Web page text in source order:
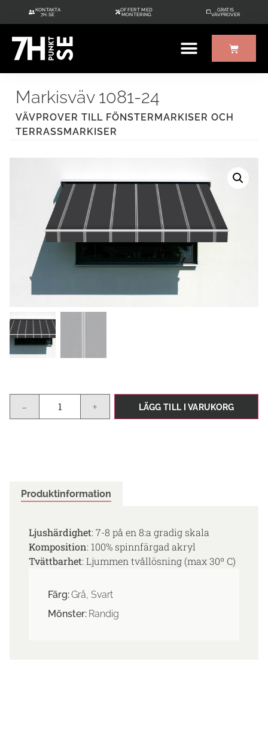
KONTAKTA
7H.SE
OFFERT MED
MONTERING
GRATIS
VÄVPROVER
Markisväv 1081-24
VÄVPROVER TILL FÖNSTERMARKISER OCH
TERRASSMARKISER
- + LÄGG TILL I VARUKORG
Produktinformation
Ljushärdighet: 7-8 på en 8:a gradig skala
Komposition: 100% spinnfärgad akryl
Tvättbarhet: Ljummen tvållösning (max 30º C)
Färg:Grå, Svart
Mönster: Randig